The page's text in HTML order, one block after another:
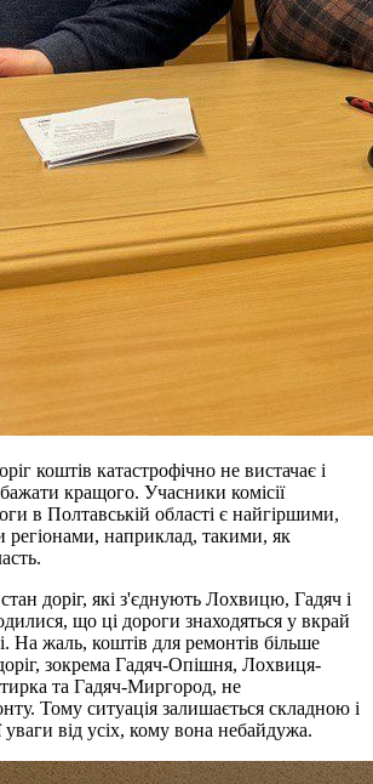
коштів катастрофічно не вистачає і
кращого. Учасники комісії
в Полтавській області є найгіршими,
регіонами, наприклад, такими, як
доріг, які з'єднують Лохвицю, Гадяч і
що ці дороги знаходяться у вкрай
На жаль, коштів для ремонтів більше
зокрема Гадяч-Опішня, Лохвиця-
та Гадяч-Миргород, не
Тому ситуація залишається складною і
уваги від усіх, кому вона небайдужа.